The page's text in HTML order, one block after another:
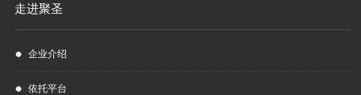
走进聚圣
企业介绍
依托平台